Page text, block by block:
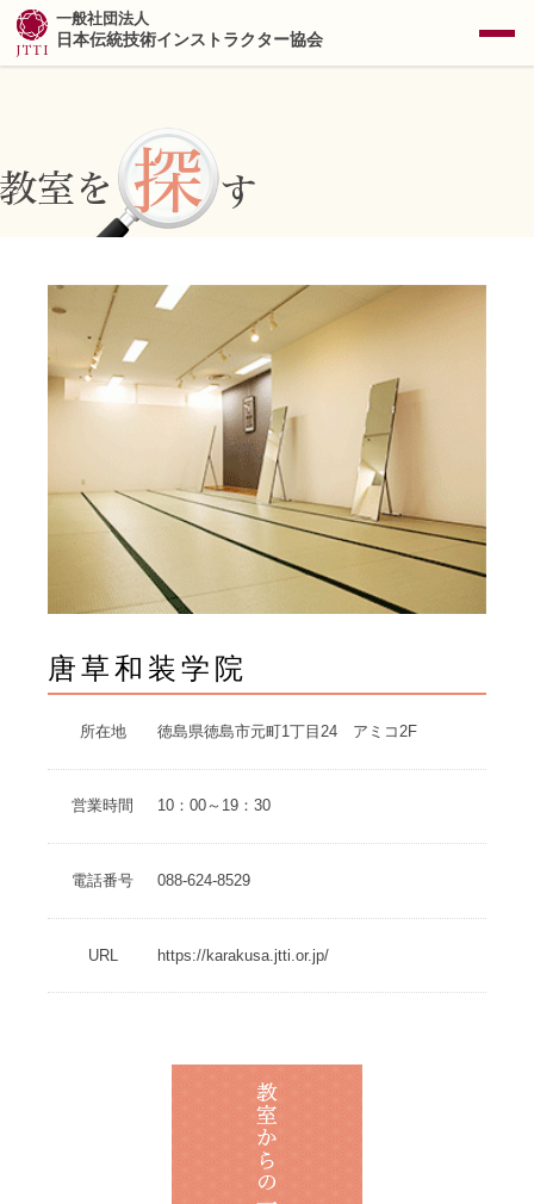
一般社団法人
日本伝統技術インストラクター協会
唐草和装学院
所在地 徳島県徳島市元町1丁目24 アミコ2F
営業時間 10：00～19：30
電話番号 088-624-8529
URL https://karakusa.jtti.or.jp/